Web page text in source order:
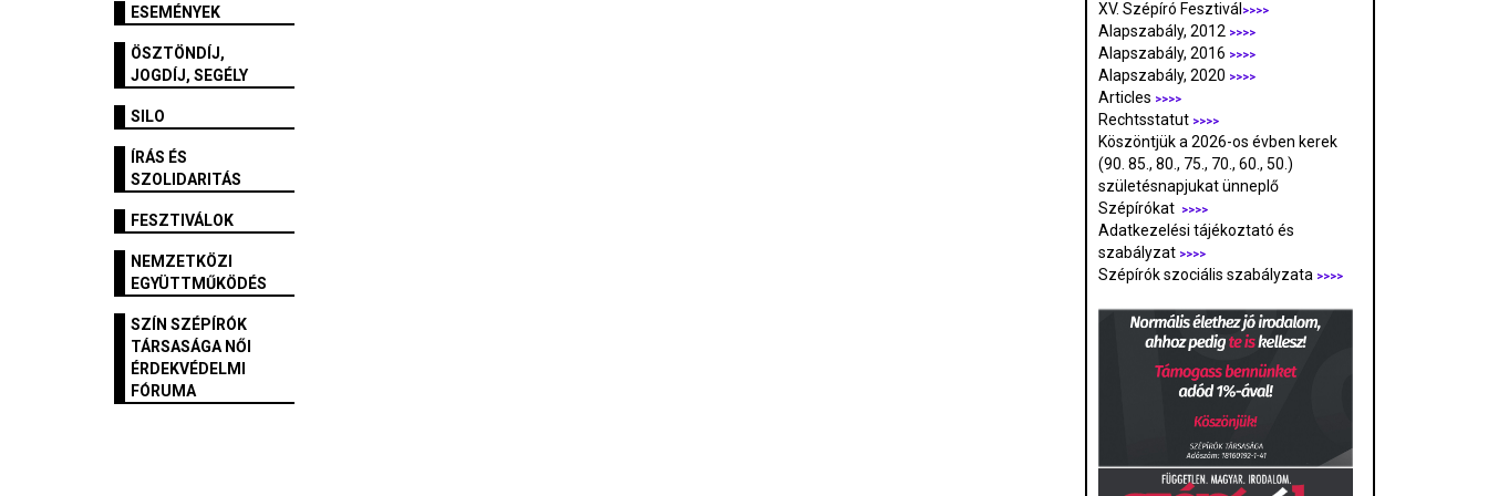
ESEMÉNYEK
ÖSZTÖNDÍJ,
JOGDÍJ, SEGÉLY
SILO
ÍRÁS ÉS
SZOLIDARITÁS
FESZTIVÁLOK
NEMZETKÖZI
EGYÜTTMŰKÖDÉS
SZÍN SZÉPÍRÓK
TÁRSASÁGA NŐI
ÉRDEKVÉDELMI
FÓRUMA
XV. Szépíró Fesztivál >>>>
Alapszabály, 2012 >>>>
Alapszabály, 2016 >>>>
Alapszabály, 2020 >>>>
Articles >>>>
Rechtsstatut >>>>
Köszöntjük a 2026-os évben kerek
(90. 85., 80., 75., 70., 60., 50.)
születésnapjukat ünneplő
Szépírókat
>>>>
Adatkezelési tájékoztató és
szabályzat >>>>
Szépírók szociális szabályzata >>>>